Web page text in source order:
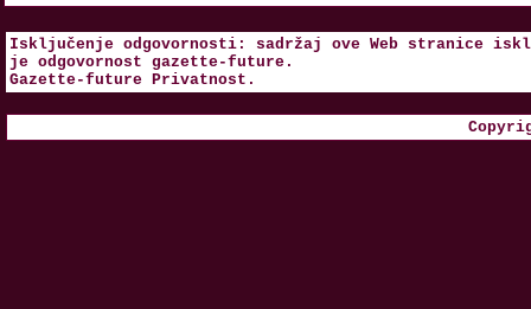
Isključenje odgovornosti: sadržaj ove Web stranice
je odgovornost gazette-future .
Gazette-future Privatnost .